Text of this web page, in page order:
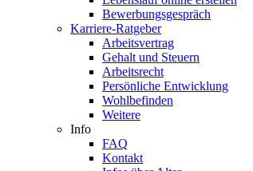
Bewerbungsgespräch
Karriere-Ratgeber
Arbeitsvertrag
Gehalt und Steuern
Arbeitsrecht
Persönliche Entwicklung
Wohlbefinden
Weitere
Info
FAQ
Kontakt